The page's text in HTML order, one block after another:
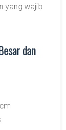
yang wajib
dan